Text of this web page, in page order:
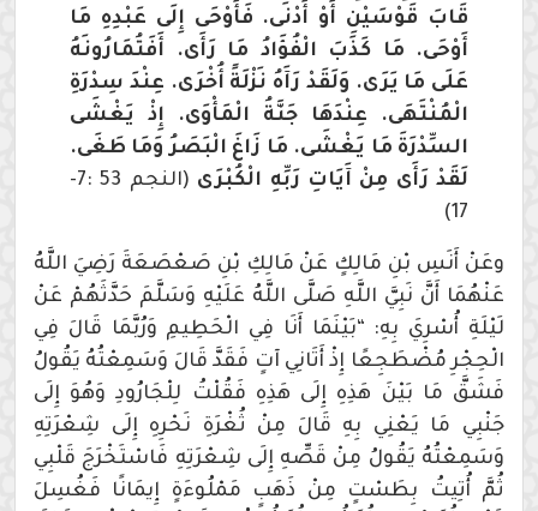
قَابَ قَوْسَيْنِ أَوْ أَدْنَى. فَأَوْحَى إِلَى عَبْدِهِ مَا
أَوْحَى. مَا كَذَبَ الْفُؤَادُ مَا رَأَى. أَفَتُمَارُونَهُ
عَلَى مَا يَرَى. وَلَقَدْ رَآَهُ نَزْلَةً أُخْرَى. عِنْدَ سِدْرَةِ
الْمُنْتَهَى. عِنْدَهَا جَنَّةُ الْمَأْوَى. إِذْ يَغْشَى
السِّدْرَةَ مَا يَغْشَى. مَا زَاغَ الْبَصَرُ وَمَا طَغَى.
لَقَدْ رَأَى مِنْ آَيَاتِ رَبِّهِ الْكُبْرَى
(النجم 53 :7-
17)
وعَنْ أَنَسِ بْنِ مَالِكٍ عَنْ مَالِكِ بْنِ صَعْصَعَةَ رَضِيَ اللَّهُ
عَنْهُمَا أَنَّ نَبِيَّ اللَّهِ صَلَّى اللَّهُ عَلَيْهِ وَسَلَّمَ حَدَّثَهُمْ عَنْ
لَيْلَةِ أُسْرِيَ بِهِ: “بَيْنَمَا أَنَا فِي الْحَطِيمِ وَرُبَّمَا قَالَ فِي
الْحِجْرِ مُضْطَجِعًا إِذْ أَتَانِي آتٍ فَقَدَّ قَالَ وَسَمِعْتُهُ يَقُولُ
فَشَقَّ مَا بَيْنَ هَذِهِ إِلَى هَذِهِ فَقُلْتُ لِلْجَارُودِ وَهُوَ إِلَى
جَنْبِي مَا يَعْنِي بِهِ قَالَ مِنْ ثُغْرَةِ نَحْرِهِ إِلَى شِعْرَتِهِ
وَسَمِعْتُهُ يَقُولُ مِنْ قَصِّهِ إِلَى شِعْرَتِهِ فَاسْتَخْرَجَ قَلْبِي
ثُمَّ أُتِيتُ بِطَسْتٍ مِنْ ذَهَبٍ مَمْلُوءَةٍ إِيمَانًا فَغُسِلَ